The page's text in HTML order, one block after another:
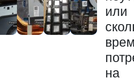
или
на